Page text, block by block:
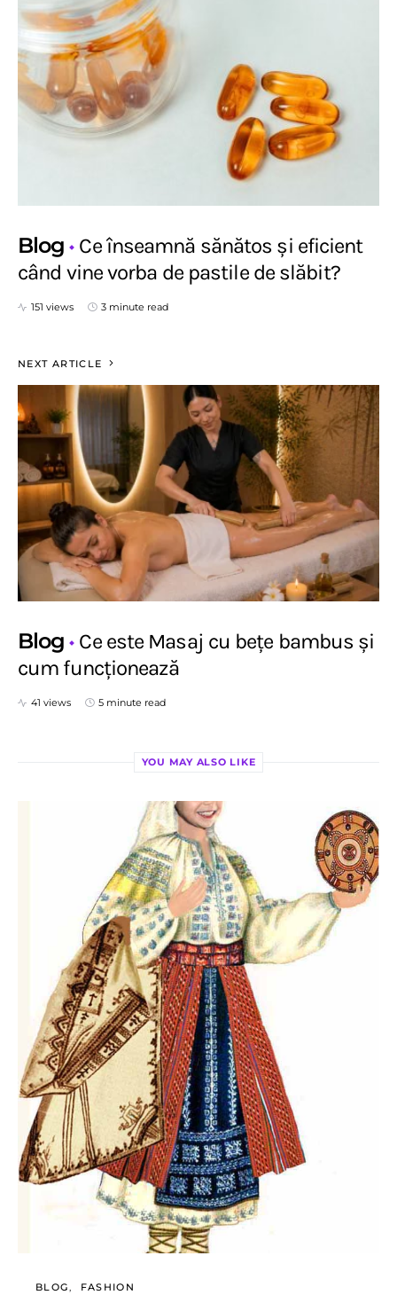
Blog
Ce înseamnă sănătos și eficient
când vine vorba de pastile de slăbit?
151 views 3 minute read
NEXT ARTICLE
Blog
Ce este Masaj cu bețe bambus și
cum funcționează
41 views 5 minute read
YOU MAY ALSO LIKE
BLOG FASHION